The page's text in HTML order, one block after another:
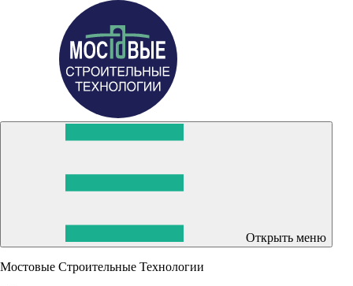
Открыть меню
Мостовые Строительные Технологии